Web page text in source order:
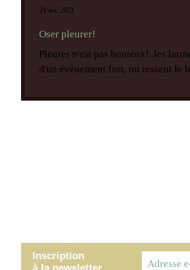
Oser pleurer!
Pleurer n'est pas honteux!..les
d'un évènement fort, on ressent le
21 avr. 2021
Inscription